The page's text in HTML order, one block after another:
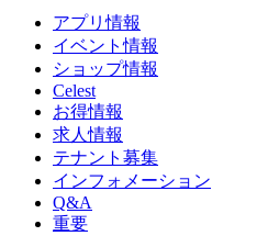
アプリ情報
イベント情報
ショップ情報
Celest
お得情報
求人情報
テナント募集
インフォメーション
Q&A
重要